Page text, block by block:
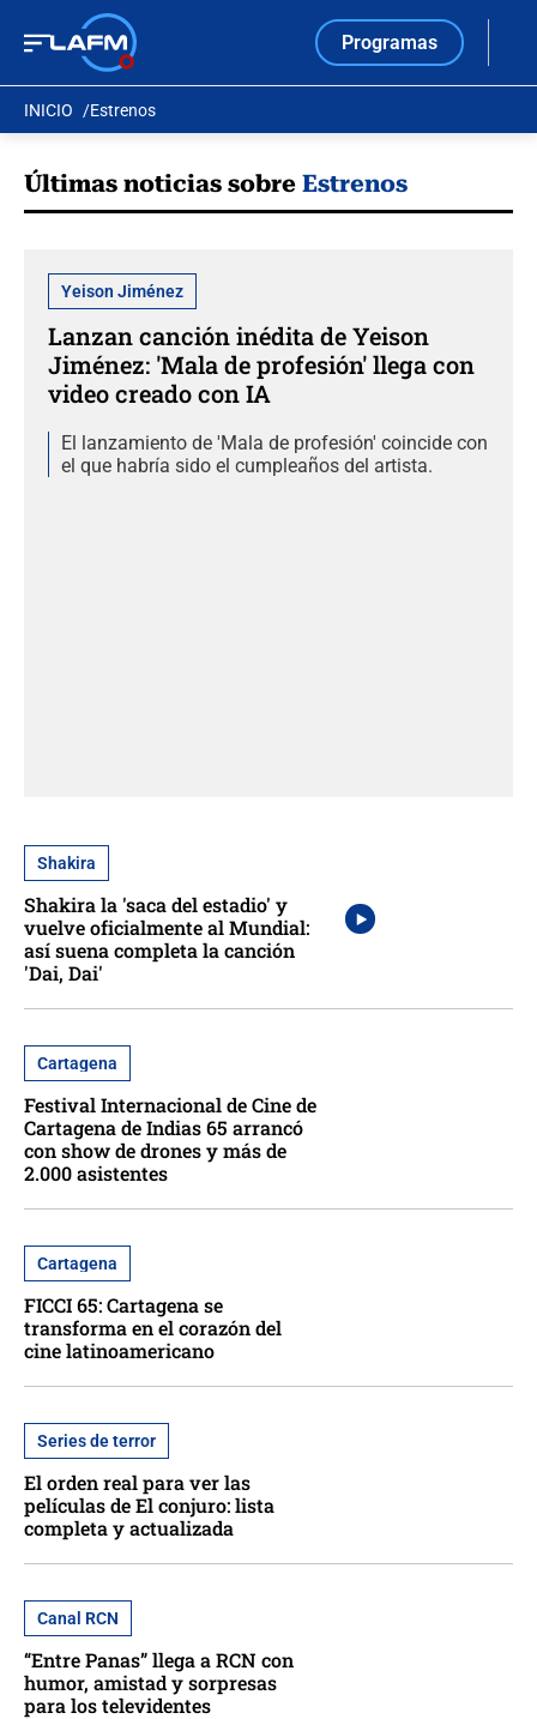
Programas
INICIO Estrenos
Últimas noticias sobre Estrenos
Yeison Jiménez
Lanzan canción inédita de Yeison
Jiménez: 'Mala de profesión' llega con
video creado con IA
El lanzamiento de 'Mala de profesión' coincide con
el que habría sido el cumpleaños del artista.
Shakira
Shakira la 'saca del estadio' y
vuelve oficialmente al Mundial:
así suena completa la canción
'Dai, Dai'
Cartagena
Festival Internacional de Cine de
Cartagena de Indias 65 arrancó
con show de drones y más de
2.000 asistentes
Cartagena
FICCI 65: Cartagena se
transforma en el corazón del
cine latinoamericano
Series de terror
El orden real para ver las
películas de El conjuro: lista
completa y actualizada
Canal RCN
“Entre Panas” llega a RCN con
humor, amistad y sorpresas
para los televidentes